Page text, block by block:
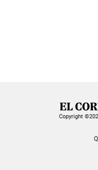
Copyright